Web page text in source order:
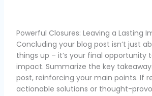
Powerful Closures: Leaving a Lasting
Concluding your blog post isn’t just
things up – it’s your final opportunity
impact. Summarize the key
post, reinforcing your main points. If
actionable solutions or thought-